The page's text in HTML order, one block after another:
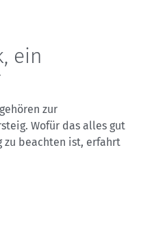
ein
zur
Wofür das alles gut
zu beachten ist, erfahrt